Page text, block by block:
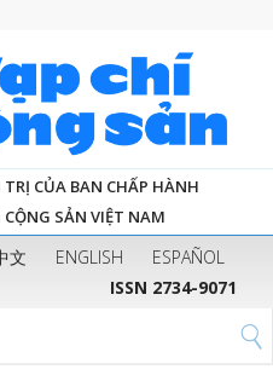
CỦA BAN CHẤP HÀNH
SẢN VIỆT NAM
文 ENGLISH
ESPAÑOL
ISSN 2734-9071